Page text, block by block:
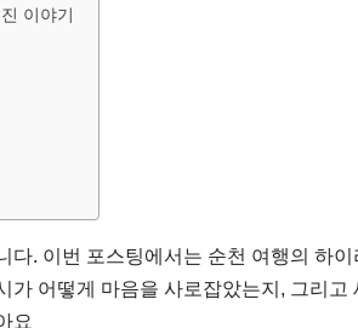
이야기
다. 이번 포스팅에서는 순천 여행의 하
가 어떻게 마음을 사로잡았는지, 그리고
요